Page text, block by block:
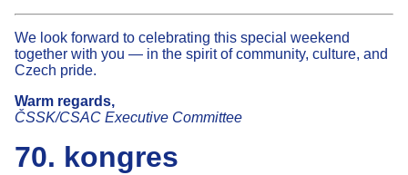
We look forward to celebrating this special weekend
together with you — in the spirit of community, culture, and
Czech pride.
Warm regards,
ČSSK/CSAC Executive Committee
70. kongres